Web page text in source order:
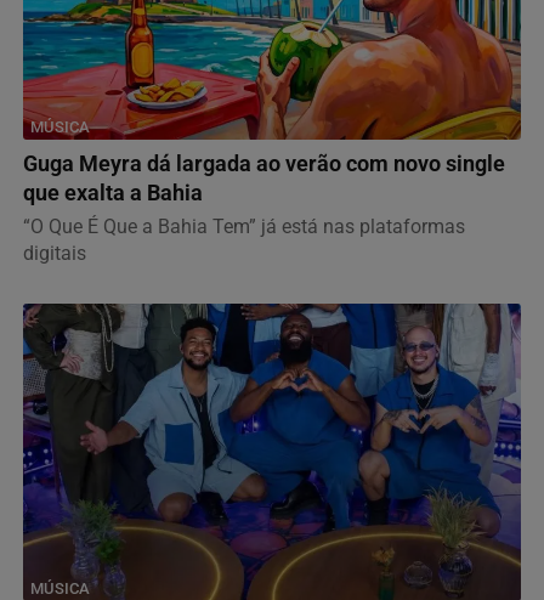
MÚSICA
Guga Meyra dá largada ao verão com novo single
que exalta a Bahia
“O Que É Que a Bahia Tem” já está nas plataformas
digitais
MÚSICA